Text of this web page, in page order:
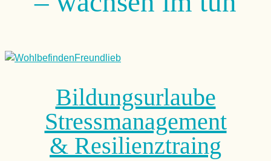
Bildungsurlaube
Stressmanagement
& Resilienztraing